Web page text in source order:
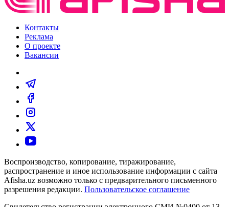
Контакты
Реклама
О проекте
Вакансии
Воспроизводство, копирование, тиражирование,
распространение и иное использование информации с сайта
Afisha.uz возможно только с предварительного письменного
разрешения редакции. Пользовательское соглашение